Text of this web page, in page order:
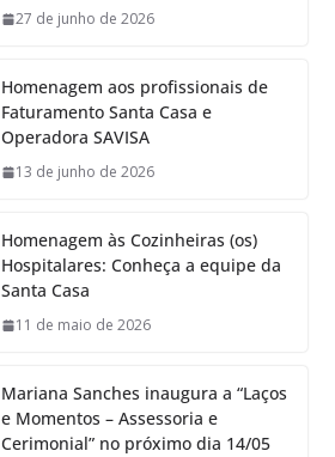
27 de junho de 2026
Homenagem aos profissionais de
Faturamento Santa Casa e
Operadora SAVISA
13 de junho de 2026
Homenagem às Cozinheiras (os)
Hospitalares: Conheça a equipe da
Santa Casa
11 de maio de 2026
Mariana Sanches inaugura a “Laços
e Momentos – Assessoria e
Cerimonial” no próximo dia 14/05